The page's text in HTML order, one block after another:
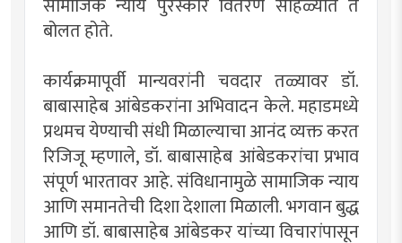
बोलत होते.
कार्यक्रमापूर्वी मान्यवरांनी चवदार तळ्यावर डॉ.
बाबासाहेब आंबेडकरांना अभिवादन केले. महाडमध्ये
प्रथमच येण्याची संधी मिळाल्याचा आनंद व्यक्त करत
रिजिजू म्हणाले, डॉ. बाबासाहेब आंबेडकरांचा प्रभाव
संपूर्ण भारतावर आहे. संविधानामुळे सामाजिक न्याय
आणि समानतेची दिशा देशाला मिळाली. भगवान बुद्ध
आणि डॉ. बाबासाहेब आंबेडकर यांच्या विचारांपासून